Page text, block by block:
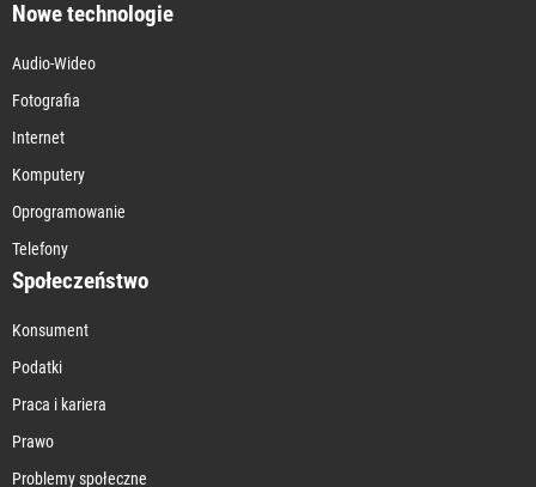
Nowe technologie
Audio-Wideo
Fotografia
Internet
Komputery
Oprogramowanie
Telefony
Społeczeństwo
Konsument
Podatki
Praca i kariera
Prawo
Problemy społeczne